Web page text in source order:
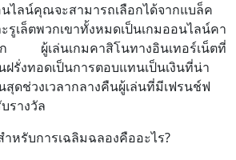
ไลน์คุณจะสามารถเลือกได้จากแบล็ค
รูเล็ตพวกเขาทั้งหมดเป็นเกมออนไลน์คา
ผู้เล่นเกมคาสิโนทางอินเทอร์เน็ตที่
รั่งทอดเป็นการตอบแทนเป็นเงินที่น่า
สุดช่วงเวลากลางคืนผู้เล่นที่มีเฟรนช์ฟ
รางวัล
หรับการเฉลิมฉลองคืออะไร?